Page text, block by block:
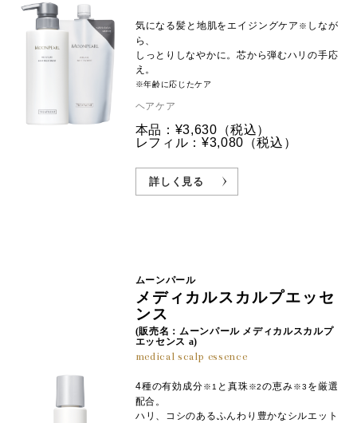
気になる髪と地肌をエイジングケア ※ しなが
ら、
しっとりしなやかに。芯から弾むハリの手応
え。
※年齢に応じたケア
ヘアケア
本品：¥3,630 （税込）
レフィル：¥3,080 （税込）
詳しく見る
ムーンパール
メディカルスカルプエッセ
ンス
(販売名：ムーンパール メディカルスカルプ
エッセンス a)
medical scalp essence
4種の有効成分※1 と真珠 ※2の恵み※3 を厳選
配合。
ハリ、コシのあるふんわり豊かなシルエット